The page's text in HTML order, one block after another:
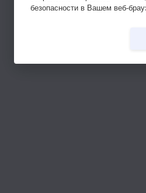
безопасности в Вашем веб-